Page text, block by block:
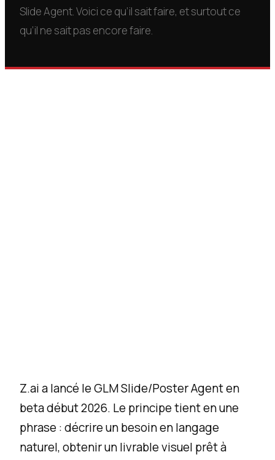
Slide Agent. Voici ce qu’il sait faire, et surtout ce
qu’il ne sait pas encore faire.
Z.ai a lancé le GLM Slide/Poster Agent en
beta début 2026. Le principe tient en une
phrase : décrire un besoin en langage
naturel, obtenir un livrable visuel prêt à